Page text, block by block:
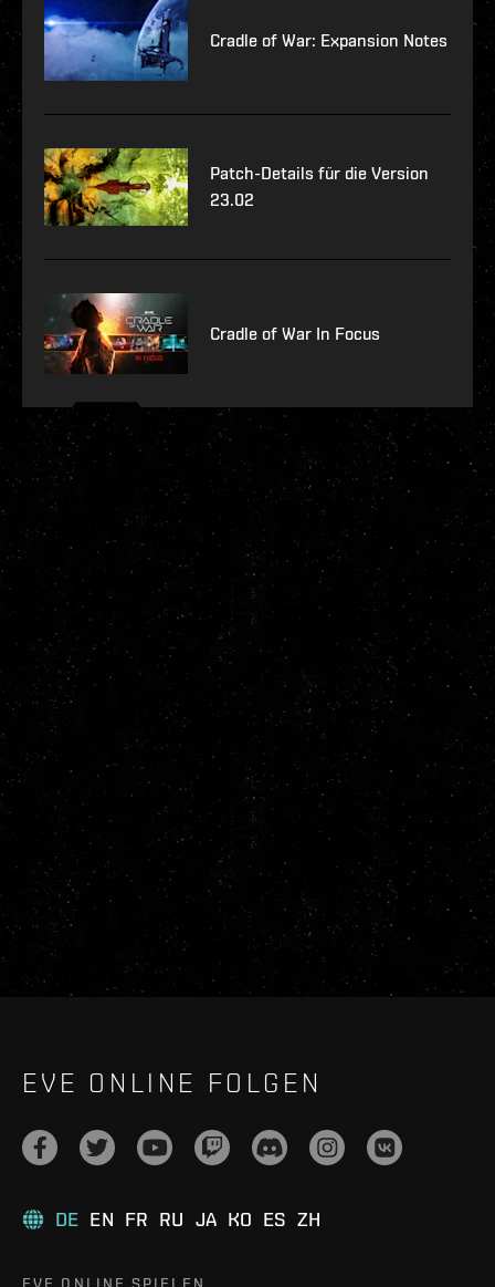
Cradle of War: Expansion Notes
Patch-Details für die Version
23.02
Cradle of War In Focus
EVE ONLINE FOLGEN
DE EN FR RU JA KO ES ZH